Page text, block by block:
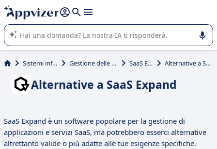
righe con
shift + enter
L'IA di Appvizer vi guida nell'utilizzo o nella scelta di un
software SaaS per la vostra azienda.
Sistemi informativi Gestione delle Spese SaaS SaaS Expand Alternative a SaaS Expand
Alternative a SaaS Expand
SaaS Expand è un software popolare per la gestione di
applicazioni e servizi SaaS, ma potrebbero esserci alternative
altrettanto valide o più adatte alle tue esigenze specifiche.